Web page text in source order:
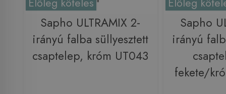
Sapho ULTRAMIX 2-
irányú falba süllyesztett
csaptelep, króm UT043
Sapho
irányú
fekete/